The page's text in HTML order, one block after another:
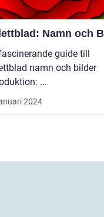
Namn och
guide till
namn och bilder
Introduktion: ...
2024